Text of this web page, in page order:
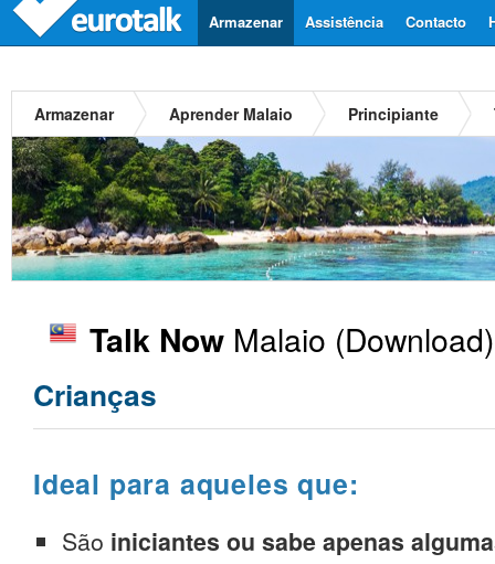
Contacto
Assistência
Armazenar
Armazenar Aprender Malaio Principiante
Talk Now Malaio
Crianças
Ideal para aqueles que:
São iniciantes ou sabe apenas